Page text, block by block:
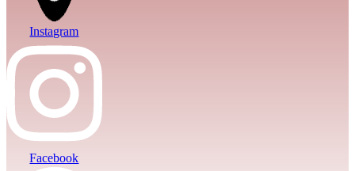
Instagram
Facebook